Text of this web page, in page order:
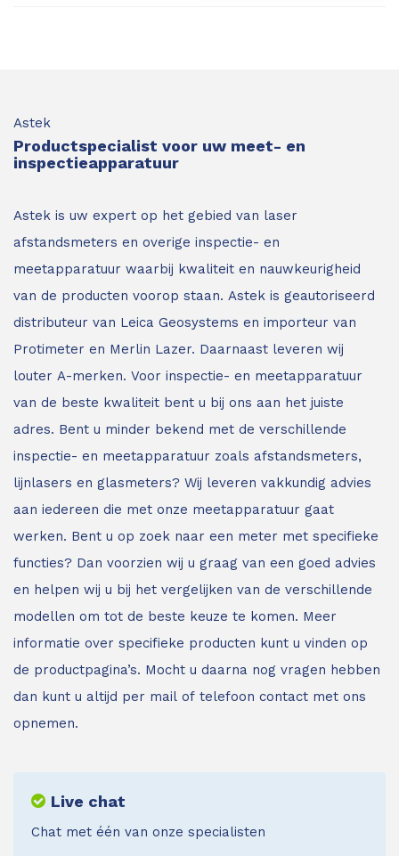
Astek
Productspecialist voor uw meet- en
inspectieapparatuur
Astek is uw expert op het gebied van laser
afstandsmeters en overige inspectie- en
meetapparatuur waarbij kwaliteit en nauwkeurigheid
van de producten voorop staan. Astek is geautoriseerd
distributeur van Leica Geosystems en importeur van
Protimeter en Merlin Lazer. Daarnaast leveren wij
louter A-merken. Voor inspectie- en meetapparatuur
van de beste kwaliteit bent u bij ons aan het juiste
adres. Bent u minder bekend met de verschillende
inspectie- en meetapparatuur zoals afstandsmeters,
lijnlasers en glasmeters? Wij leveren vakkundig advies
aan iedereen die met onze meetapparatuur gaat
werken. Bent u op zoek naar een meter met specifieke
functies? Dan voorzien wij u graag van een goed advies
en helpen wij u bij het vergelijken van de verschillende
modellen om tot de beste keuze te komen. Meer
informatie over specifieke producten kunt u vinden op
de productpagina’s. Mocht u daarna nog vragen hebben
dan kunt u altijd per mail of telefoon contact met ons
opnemen.
Live chat
Chat met één van onze specialisten